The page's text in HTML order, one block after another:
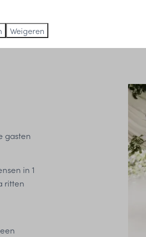
gasten
in 1
ritten
Weigeren